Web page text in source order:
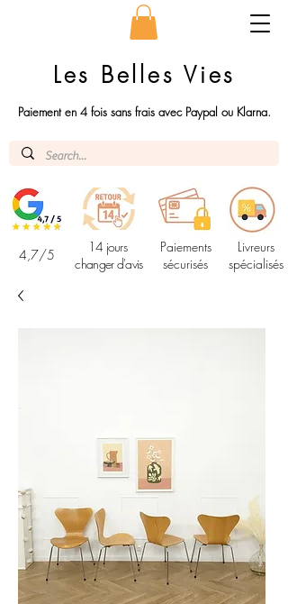
Les Belles Vies
Paiement en 4 fois sans frais avec Paypal ou Klarna.
4,7/5
14 jours
changer d'avis
Paiements
sécurisés
Livreurs
spécialisés